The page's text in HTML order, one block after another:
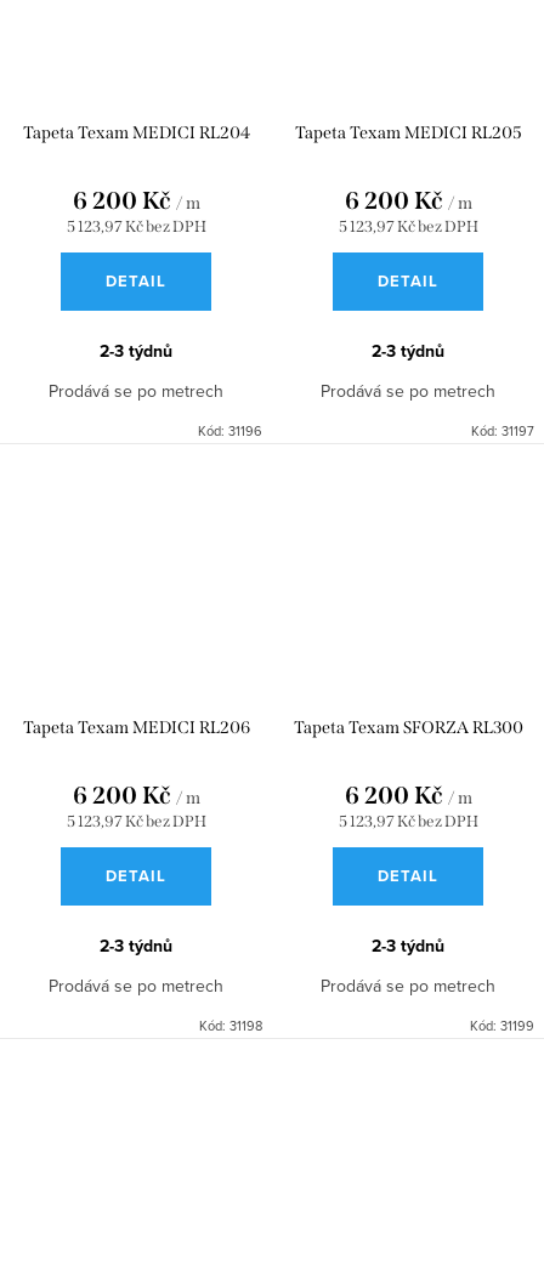
Tapeta Texam MEDICI RL204
5 123,97 Kč bez DPH
6 200 Kč / m
DETAIL
2-3 týdnů
Prodává se po metrech
Kód: 31196
Tapeta Texam MEDICI RL205
5 123,97 Kč bez DPH
6 200 Kč / m
DETAIL
2-3 týdnů
Prodává se po metrech
Kód: 31197
Tapeta Texam MEDICI RL206
5 123,97 Kč bez DPH
6 200 Kč / m
DETAIL
2-3 týdnů
Prodává se po metrech
Kód: 31198
Tapeta Texam SFORZA RL300
5 123,97 Kč bez DPH
6 200 Kč / m
DETAIL
2-3 týdnů
Prodává se po metrech
Kód: 31199